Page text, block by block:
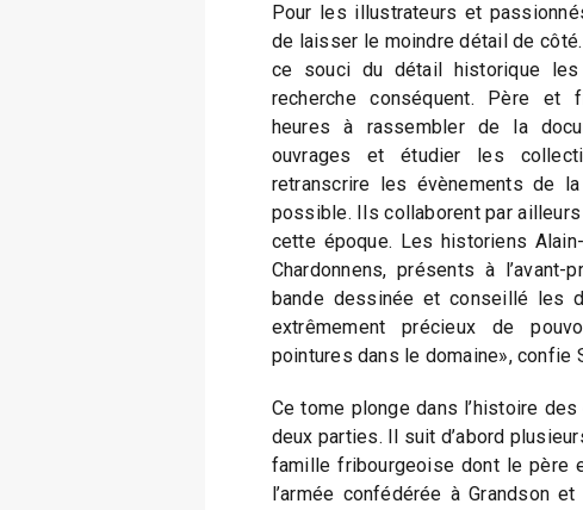
Pour les illustrateurs et
de laisser le moindre détail de
ce souci du détail historique
recherche conséquent. Père et
heures à rassembler de la
ouvrages et étudier les
retranscrire les évènements de
possible. Ils collaborent par
cette époque. Les historiens
Chardonnens, présents à
bande dessinée et conseillé les
extrêmement précieux de
pointures dans le domaine», confie
Ce tome plonge dans l’histoire
deux parties. Il suit d’abord
famille fribourgeoise dont le père
l’armée confédérée à Grandson